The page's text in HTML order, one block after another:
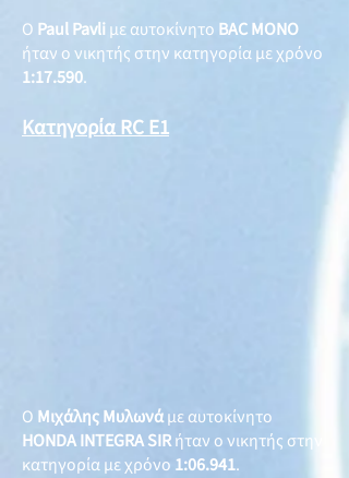
O Paul Pavliμε αυτοκίνητο BAC MONO
ήταν ο νικητής στην κατηγορία με χρόνο
1:17.590.
Κατηγορία RC E1
Ο Μιχάλης Μυλωνάμε αυτοκίνητο
HONDA INTEGRA SIRήταν ο νικητής στην
κατηγορία με χρόνο 1:06.941.